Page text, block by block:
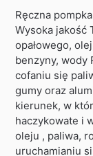
Ręczna
Wysoka jakość
opałowego,
benzyny, wody
cofaniu się
gumy oraz
kierunek, w
haczykowate i
oleju , paliwa,
uruchamianiu